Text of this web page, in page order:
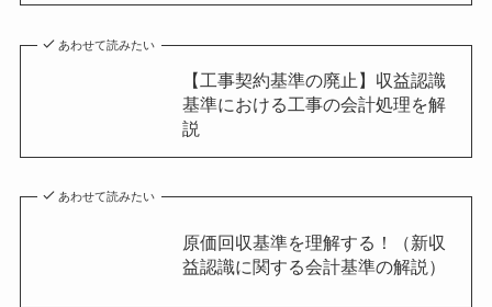
あわせて読みたい
【工事契約基準の廃止】収益認識
基準における工事の会計処理を解
説
あわせて読みたい
原価回収基準を理解する！（新収
益認識に関する会計基準の解説）